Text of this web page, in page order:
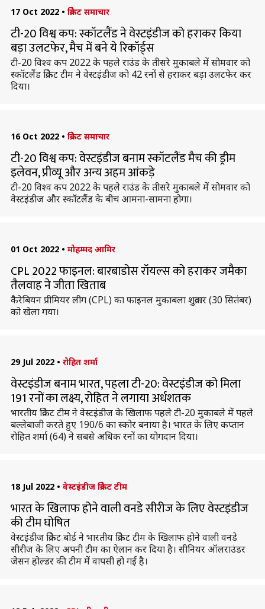
17 Oct 2022 • क्रिकेट समाचार
टी-20 विश्व कप: स्कॉटलैंड ने वेस्टइंडीज को हराकर किया
बड़ा उलटफेर, मैच में बने ये रिकॉर्ड्स
टी-20 विश्व कप 2022 के पहले राउंड के तीसरे मुकाबले में सोमवार को
स्कॉटलैंड क्रिकेट टीम ने वेस्टइंडीज को 42 रनों से हराकर बड़ा उलटफेर कर
दिया।
16 Oct 2022 • क्रिकेट समाचार
टी-20 विश्व कप: वेस्टइंडीज बनाम स्कॉटलैंड मैच की ड्रीम
इलेवन, प्रीव्यू और अन्य अहम आंकड़े
टी-20 विश्व कप 2022 के पहले राउंड के तीसरे मुकाबले में सोमवार को
वेस्टइंडीज और स्कॉटलैंड के बीच आमना-सामना होगा।
01 Oct 2022 • मोहम्मद आमिर
CPL 2022 फाइनल: बारबाडोस रॉयल्स को हराकर जमैका
तैलवाह ने जीता खिताब
कैरेबियन प्रीमियर लीग (CPL) का फाइनल मुकाबला शुक्रवार (30 सितंबर)
को खेला गया।
29 Jul 2022 • रोहित शर्मा
वेस्टइंडीज बनाम भारत, पहला टी-20: वेस्टइंडीज को मिला
191 रनों का लक्ष्य, रोहित ने लगाया अर्धशतक
भारतीय क्रिकेट टीम ने वेस्टइंडीज के खिलाफ पहले टी-20 मुकाबले में पहले
बल्लेबाजी करते हुए 190/6 का स्कोर बनाया है। भारत के लिए कप्तान
रोहित शर्मा (64) ने सबसे अधिक रनों का योगदान दिया।
18 Jul 2022 • वेस्टइंडीज क्रिकेट टीम
भारत के खिलाफ होने वाली वनडे सीरीज के लिए वेस्टइंडीज
की टीम घोषित
वेस्टइंडीज क्रिकेट बोर्ड ने भारतीय क्रिकेट टीम के खिलाफ होने वाली वनडे
सीरीज के लिए अपनी टीम का ऐलान कर दिया है। सीनियर ऑलराउंडर
जेसन होल्डर की टीम में वापसी हो गई है।